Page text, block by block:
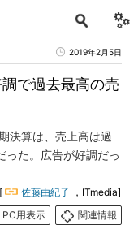
2019年2月5日
で過去最高の売
決算は、売上高は過
た。広告が好調だっ
[ 佐藤由紀子 ，ITmedia]
PC用表示
関連情報